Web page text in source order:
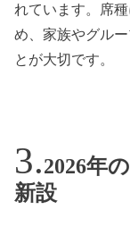
れています。席
め、家族やグル
とが大切です。
2026年
新設